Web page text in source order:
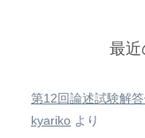
最近
第12回論述試験解答
kyariko より